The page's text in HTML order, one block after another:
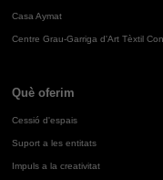
Casa Aymat
Centre Grau-Garriga d'Art Tèxtil
Què oferim
Cessió d'espais
Suport a les entitats
Impuls a la creativitat